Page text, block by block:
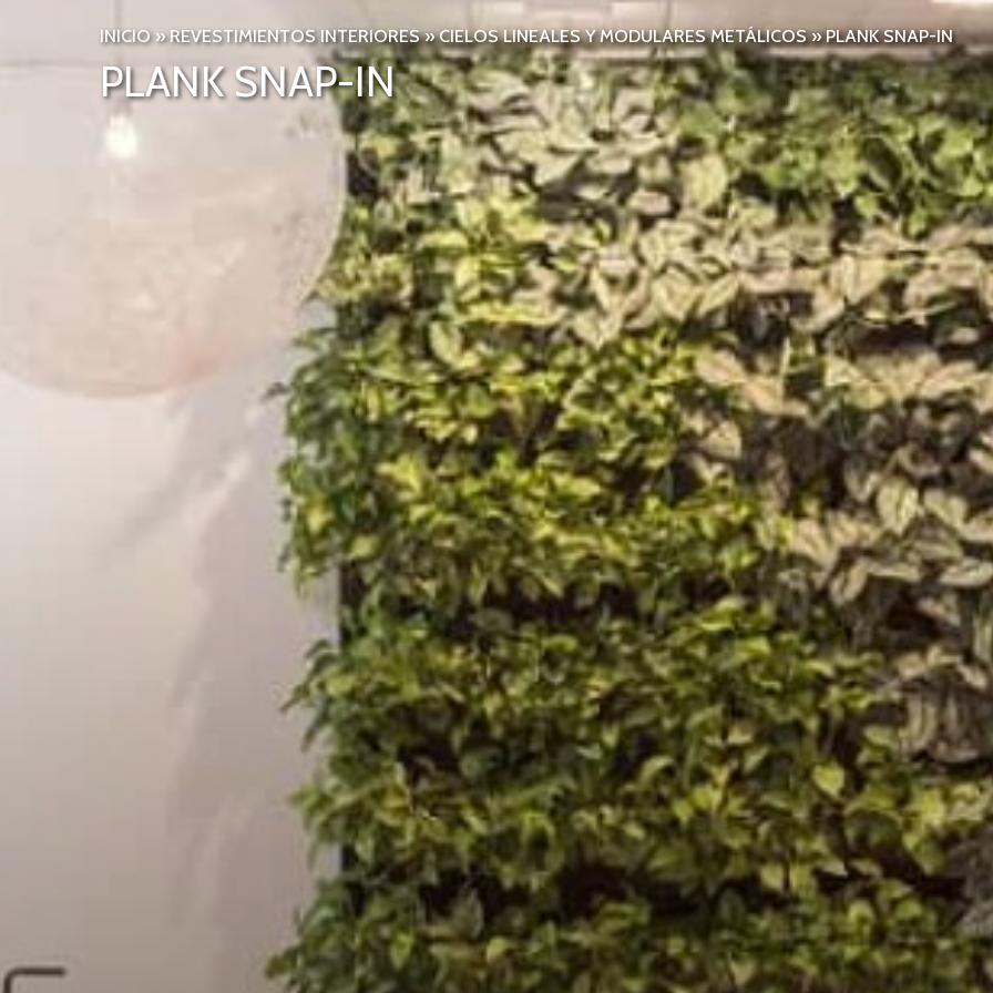
INICIO»REVESTIMIENTOS INTERIORES»CIELOS LINEALES Y MODULARES METÁLICOS»PLANK SNAP-IN
PLANK SNAP-IN